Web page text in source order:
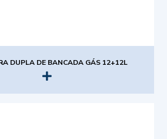
DUPLA DE BANCADA GÁS 12+12L